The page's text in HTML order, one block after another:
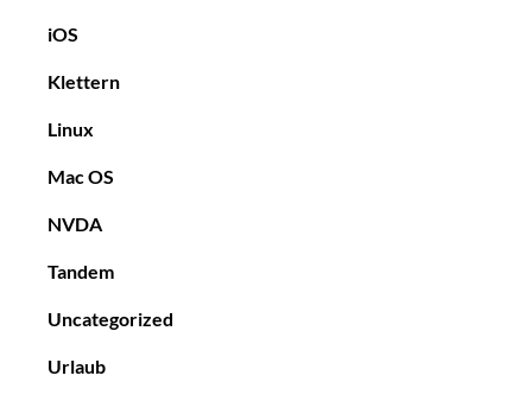
iOS
Klettern
Linux
Mac OS
NVDA
Tandem
Uncategorized
Urlaub